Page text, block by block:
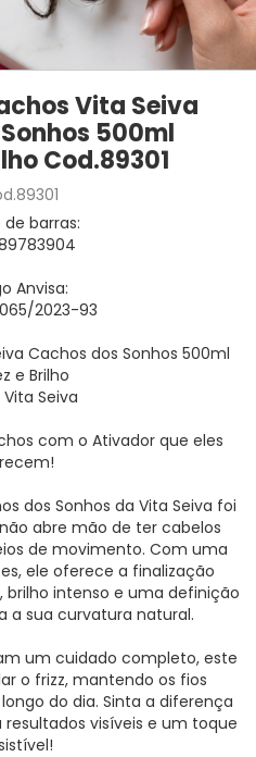
Vita Seiva
500ml
Cod.89301
barras:
Anvisa:
2023-93
Cachos dos Sonhos 500ml
e Brilho
Seiva
com o Ativador que eles
dos Sonhos da Vita Seiva foi
abre mão de ter cabelos
de movimento. Com uma
ele oferece a finalização
intenso e uma definição
a sua curvatura natural.
um cuidado completo, este
o frizz, mantendo os fios
do dia. Sinta a diferença
visíveis e um toque